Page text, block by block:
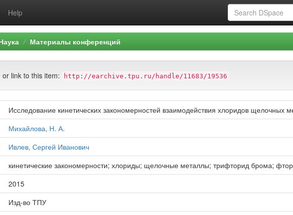
Help
Материалы конференций
link to this item: http://earchive.tpu.ru/handle/11683/19536
Исследование кинетических закономерностей взаимодействия хлоридов щелочных
Михайлова, Н. А.
Ивлев, Сергей Иванович
кинетические закономерности; хлориды; щелочные металлы; трифторид брома;
2015
Изд-во ТПУ